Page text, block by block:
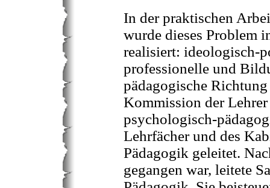
In der praktischen
wurde dieses Problem
realisiert: ideologisch-
professionelle und
pädagogische
Kommission der
psychologisch-
Lehrfächer und des
Pädagogik geleitet.
gegangen war, leitete